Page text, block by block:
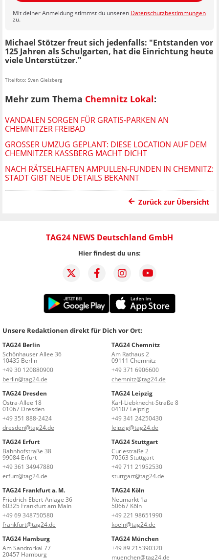
Mit deiner Anmeldung stimmst du unseren Datenschutzbestimmungen
zu.
Michael Stötzer freut sich jedenfalls: "Entstanden vor
125 Jahren als Schulgarten, hat die Einrichtung heute
viele Unterstützer."
Titelfoto: Sven Gleisberg
Mehr zum Thema Chemnitz Lokal:
VANDALEN SORGEN FÜR GRATIS-PARKEN AN
CHEMNITZER FREIBAD
GROSSER UMZUG GEPLANT: DIESE LOCATION AUF DEM C
HEMNITZER KASSBERG MACHT DICHT
NACH RÄTSELHAFTEN AMPULLEN-FUNDEN IN CHEMNITZ:
STADT GIBT NEUE DETAILS BEKANNT
Zurück zur Übersicht
TAG24 NEWS Deutschland GmbH
Hier findest du uns:
Unsere Redaktionen direkt für Dich vor Ort:
TAG24 Berlin
Schönhauser Allee 36
10435 Berlin
+49 30 120880900
berlin@tag24.de
TAG24 Chemnitz
Am Rathaus 2
09111 Chemnitz
+49 371 6906600
chemnitz@tag24.de
TAG24 Dresden
Ostra-Allee 18
01067 Dresden
+49 351 888-2424
dresden@tag24.de
TAG24 Leipzig
Karl-Liebknecht-Straße 8
04107 Leipzig
+49 341 24250430
leipzig@tag24.de
TAG24 Erfurt
Bahnhofstraße 38
99084 Erfurt
+49 361 34947880
erfurt@tag24.de
TAG24 Stuttgart
Curiestraße 2
70563 Stuttgart
+49 711 21952530
stuttgart@tag24.de
TAG24 Frankfurt a. M.
Friedrich-Ebert-Anlage 36
60325 Frankfurt am Main
+49 69 348750580
frankfurt@tag24.de
TAG24 Köln
Neumarkt 1a
50667 Köln
+49 221 98651990
koeln@tag24.de
TAG24 Hamburg
Am Sandtorkai 77
20457 Hamburg
TAG24 München
+49 89 215390320
muenchen@tag24.de